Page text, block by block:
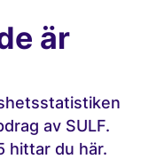
är
av SULF.
hittar du här.